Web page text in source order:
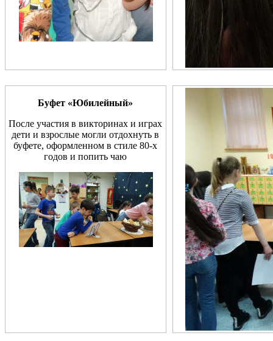
Буфет «Юбилейный»
После участия в викторинах и играх
дети и взрослые могли отдохнуть в
буфете, оформленном в стиле 80-х
годов и попить чаю